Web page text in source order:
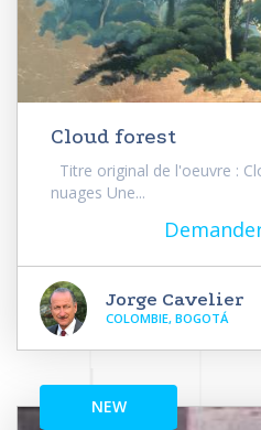
Cloud forest
Titre original de l'oeuvre :
nuages Une...
Jorge Cavelier
COLOMBIE, BOGOTÁ
NEW